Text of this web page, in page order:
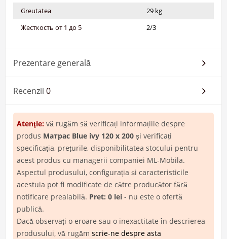
Greutatea
29 kg
Жесткость от 1 до 5
2/3
Prezentare generală
Recenzii 0
Atenţie: vă rugăm să verificați informațiile despre
produs Матрас Blue ivy 120 x 200 și verificați
specificația, prețurile, disponibilitatea stocului pentru
acest produs cu managerii companiei ML-Mobila.
Aspectul produsului, configurația și caracteristicile
acestuia pot fi modificate de către producător fără
notificare prealabilă. Pret: 0 lei - nu este o ofertă
publică.
Dacă observați o eroare sau o inexactitate în descrierea
produsului, vă rugăm scrie-ne despre asta